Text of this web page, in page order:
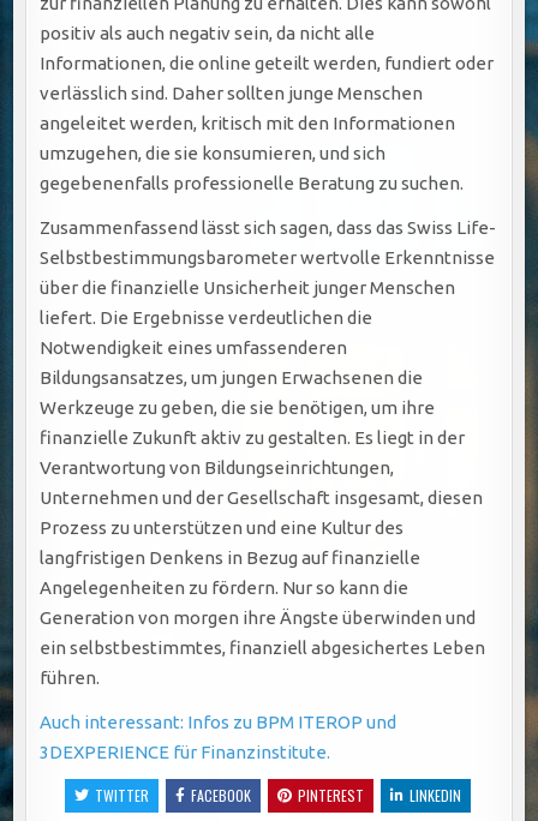
positiv als auch negativ sein, da nicht alle
Informationen, die online geteilt werden, fundiert oder
verlässlich sind. Daher sollten junge Menschen
angeleitet werden, kritisch mit den Informationen
umzugehen, die sie konsumieren, und sich
gegebenenfalls professionelle Beratung zu suchen.
Zusammenfassend lässt sich sagen, dass das Swiss Life-
Selbstbestimmungsbarometer wertvolle Erkenntnisse
über die finanzielle Unsicherheit junger Menschen
liefert. Die Ergebnisse verdeutlichen die
Notwendigkeit eines umfassenderen
Bildungsansatzes, um jungen Erwachsenen die
Werkzeuge zu geben, die sie benötigen, um ihre
finanzielle Zukunft aktiv zu gestalten. Es liegt in der
Verantwortung von Bildungseinrichtungen,
Unternehmen und der Gesellschaft insgesamt, diesen
Prozess zu unterstützen und eine Kultur des
langfristigen Denkens in Bezug auf finanzielle
Angelegenheiten zu fördern. Nur so kann die
Generation von morgen ihre Ängste überwinden und
ein selbstbestimmtes, finanziell abgesichertes Leben
führen.
Auch interessant: Infos zu BPM ITEROP und
3DEXPERIENCE für Finanzinstitute.
TWITTER FACEBOOK PINTEREST
LINKEDIN